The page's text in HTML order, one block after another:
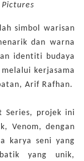
simbol warisan
dan warna
identiti budaya
kerjasama
Arif Rafhan.
Series, projek ini
Venom, dengan
karya seni yang
yang unik,